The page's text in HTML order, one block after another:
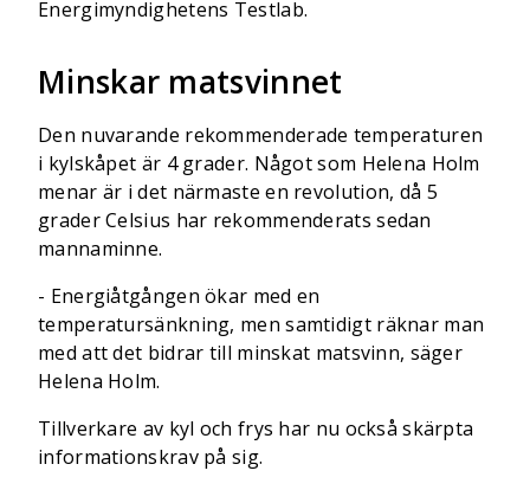
Energimyndighetens Testlab.
Minskar matsvinnet
Den nuvarande rekommenderade temperaturen
i kylskåpet är 4 grader. Något som Helena Holm
menar är i det närmaste en revolution, då 5
grader Celsius har rekommenderats sedan
mannaminne.
- Energiåtgången ökar med en
temperatursänkning, men samtidigt räknar man
med att det bidrar till minskat matsvinn, säger
Helena Holm.
Tillverkare av kyl och frys har nu också skärpta
informationskrav på sig.